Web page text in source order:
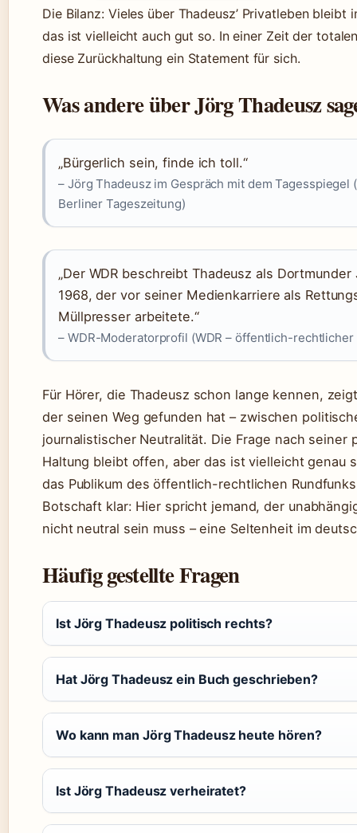
Die Bilanz: Vieles über Thadeusz’ Privatleben bleibt
das ist vielleicht auch gut so. In einer Zeit der
diese Zurückhaltung ein Statement für sich.
Was andere über Jörg Thadeusz
„Bürgerlich sein, finde ich toll.“
– Jörg Thadeusz im Gespräch mit dem Tagesspiegel
Berliner Tageszeitung)
„Der WDR beschreibt Thadeusz als Dortmunder
1968, der vor seiner Medienkarriere als
Müllpresser arbeitete.“
– WDR-Moderatorprofil (WDR – öffentlich-rechtlicher
Für Hörer, die Thadeusz schon lange kennen,
der seinen Weg gefunden hat – zwischen
journalistischer Neutralität. Die Frage nach seiner
Haltung bleibt offen, aber das ist vielleicht genau
das Publikum des öffentlich-rechtlichen
Botschaft klar: Hier spricht jemand, der
nicht neutral sein muss – eine Seltenheit im
Häufig gestellte Fragen
Ist Jörg Thadeusz politisch rechts?
Hat Jörg Thadeusz ein Buch geschrieben?
Wo kann man Jörg Thadeusz heute hören?
Ist Jörg Thadeusz verheiratet?